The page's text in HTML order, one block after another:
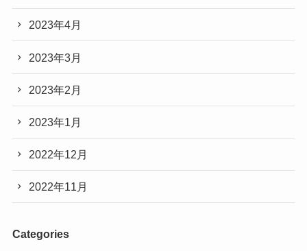
2023年4月
2023年3月
2023年2月
2023年1月
2022年12月
2022年11月
Categories